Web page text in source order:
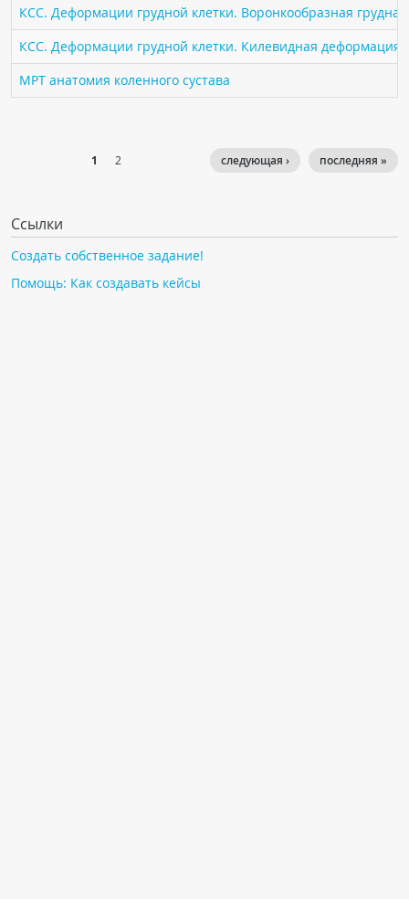
КСС. Деформации грудной клетки. Воронкообразная
КСС. Деформации грудной клетки. Килевидная деформация
МРТ анатомия коленного сустава
1 2 последняя »
следующая ›
Ссылки
Создать собственное задание!
Помощь: Как создавать кейсы